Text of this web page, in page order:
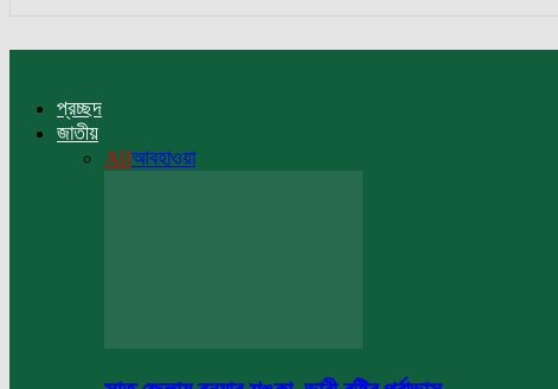
প্রচ্ছদ
জাতীয়
Allআবহাওয়া